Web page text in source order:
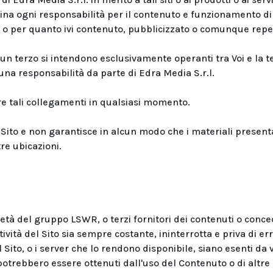
ogni responsabilità per il contenuto e funzionamento
per quanto ivi contenuto, pubblicizzato o comunque
terzo si intendono esclusivamente operanti tra Voi e la
responsabilità da parte di Edra Media S.r.l.
tali collegamenti in qualsiasi momento.
e non garantisce in alcun modo che i materiali
ubicazioni.
del gruppo LSWR, o terzi fornitori dei contenuti o
del Sito sia sempre costante, ininterrotta e priva di
o i server che lo rendono disponibile, siano esenti da
essere ottenuti dall'uso del Contenuto o di altre